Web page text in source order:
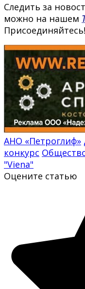
Следить за
можно на нашем
Присоединяйтесь!
АНО «Петроглиф»
конкурс
"Viena"
Оцените статью